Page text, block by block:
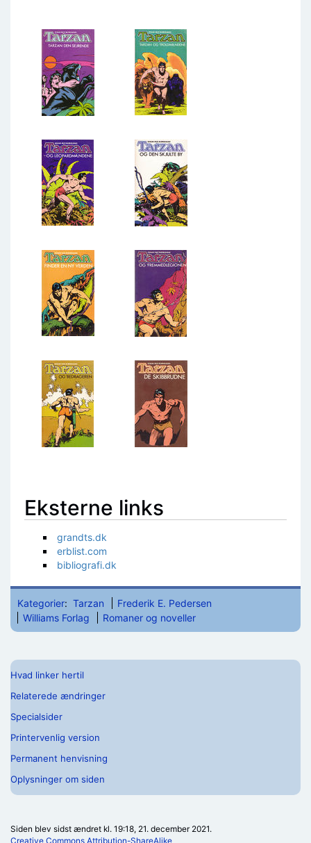
Eksterne links
grandts.dk
erblist.com
bibliografi.dk
Kategorier: Tarzan
Frederik E. Pedersen
Williams Forlag
Romaner og noveller
Hvad linker hertil
Relaterede ændringer
Specialsider
Printervenlig version
Permanent henvisning
Oplysninger om siden
Siden blev sidst ændret kl. 19:18, 21. december 2021.
Creative Commons Attribution-ShareAlike